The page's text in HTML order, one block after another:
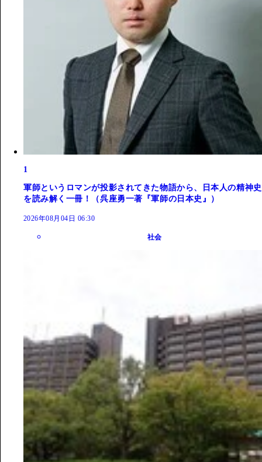
1
軍師というロマンが投影されてきた物語から、日本人の精神史
を読み解く一冊！（呉座勇一著『軍師の日本史』）
2026年08月04日 06:30
社会